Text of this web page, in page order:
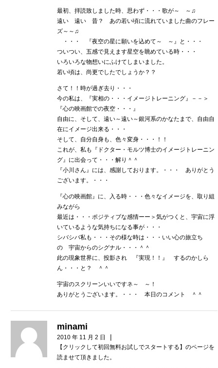
最初、拝読致しました時、思わず・・・歌が～ ～♫
遠い 遠い 昔？ あの若い頃に流れていました曲のフレー
ズ～～♫
・・・ 『夜空の星に願いを込めて～ ～』と・・・
ついつい、五感で見えます星空を眺めている時・・・
いろいろな物想いにふけてしまいました。
若い頃は、尚更でしたでしょうか？？
さて！！時が過ぎ去り・・・
今の私は、『実相の・・・イメージトレーニング』－－＞
『心の映画館での夜空・・・』
自由に、そして、遠い～遠い～銀河系のかなたまで、自由自
在にイメージ出来る・・・
そして、自分自身も、色々変身・・・！！
これが、私も『ドクター・モルツ博士のイメージトレーニン
グ』に出会って・・・解り＾＾
『小川さん』には、感謝しております。・・・ ありがとう
ございます。・・・
『心の映画館』に、入る時・・・色々なイメージを、取り組
みながら
最近は・・・ポジティブな感情ーー＞気がつくと、宇宙に浮
いているような気持ちになる事が・・・
シバシバ私も・・・その様な時は・・・いい心の旅立ち
の 宇宙からのシグナル・・・＾＾
此の現象世界に、投影され 『実現！！』 するのかしら
ん・・・と？ ＾＾
宇宙のスクリーンいいですネ～ ～！
ありがとうございます。・・・ 本日のコメント ＾＾
minami
2010 年 11 月 2 日 |
【クリックして初回無料お試しでスタートする】のページを
読ませて頂きました。